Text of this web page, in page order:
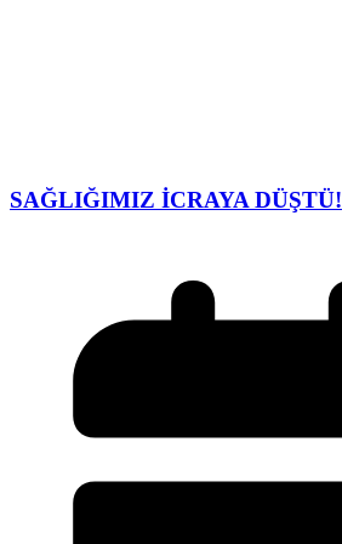
SAĞLIĞIMIZ İCRAYA DÜŞTÜ!